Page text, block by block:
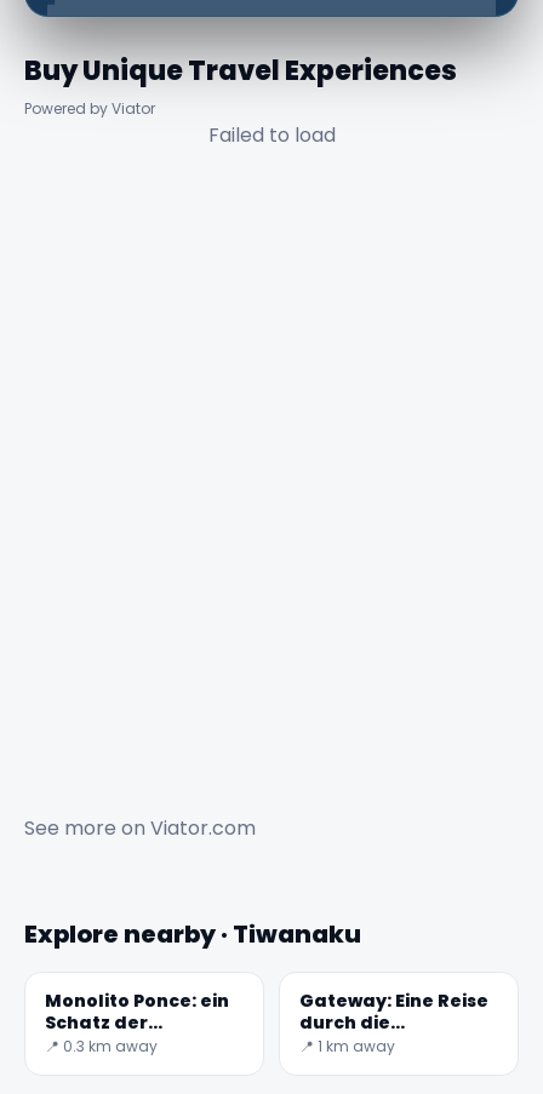
Buy Unique Travel Experiences
Powered by Viator
Failed to load
See more on Viator.com
Explore nearby · Tiwanaku
Monolito Ponce: ein
Schatz der
Tiwanaku-
📍 0.3 km away
Gateway: Eine Reise
durch die
Geschichte Boliviens
📍 1 km away